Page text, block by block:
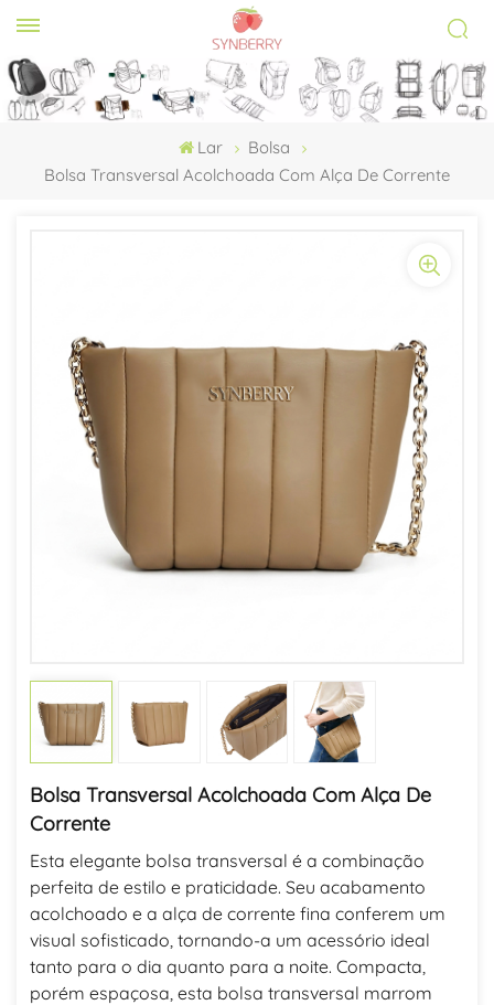
Lar
Bolsa
Bolsa Transversal Acolchoada Com Alça De Corrente
Bolsa Transversal Acolchoada Com Alça De
Corrente
Esta elegante bolsa transversal é a combinação
perfeita de estilo e praticidade. Seu acabamento
acolchoado e a alça de corrente fina conferem um
visual sofisticado, tornando-a um acessório ideal
tanto para o dia quanto para a noite. Compacta,
porém espaçosa, esta bolsa transversal marrom